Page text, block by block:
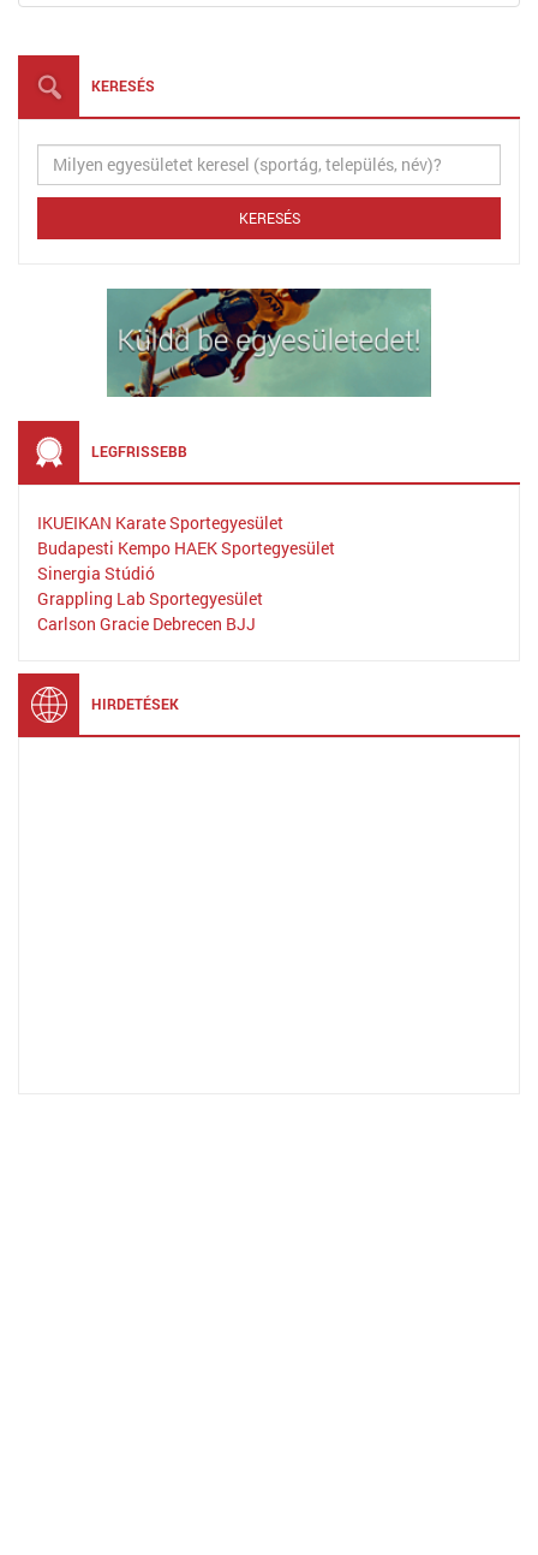
KERESÉS
LEGFRISSEBB
IKUEIKAN Karate Sportegyesület
Budapesti Kempo HAEK Sportegyesület
Sinergia Stúdió
Grappling Lab Sportegyesület
Carlson Gracie Debrecen BJJ
HIRDETÉSEK